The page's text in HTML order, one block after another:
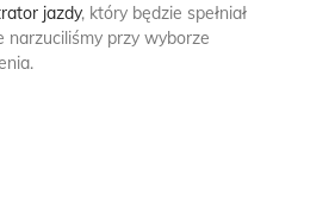
jazdy, który będzie spełniał
narzuciliśmy przy wyborze